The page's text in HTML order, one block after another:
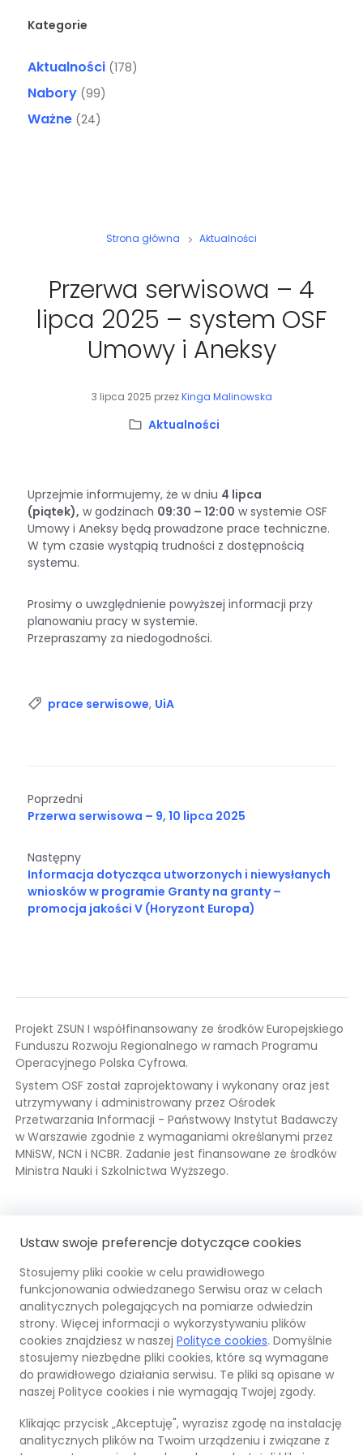
Kategorie
Aktualności (178)
Nabory (99)
Ważne (24)
Strona główna Aktualności
Przerwa serwisowa – 4
lipca 2025 – system OSF
Umowy i Aneksy
3 lipca 2025 przezKinga Malinowska
Kategoria:
Aktualności
Uprzejmie informujemy, że w dniu 4 lipca
(piątek), w godzinach 09:30 – 12:00 w systemie OSF
Umowy i Aneksy będą prowadzone prace techniczne.
W tym czasie wystąpią trudności z dostępnością
systemu.
Prosimy o uwzględnienie powyższej informacji przy
planowaniu pracy w systemie.
Przepraszamy za niedogodności.
Tagi:
prace serwisowe, UiA
Poprzedni
Przerwa serwisowa – 9, 10 lipca 2025
Następny
Informacja dotycząca utworzonych i niewysłanych
wniosków w programie Granty na granty –
promocja jakości V (Horyzont Europa)
Projekt ZSUN I współfinansowany ze środków Europejskiego
Funduszu Rozwoju Regionalnego w ramach Programu
Operacyjnego Polska Cyfrowa.
System OSF został zaprojektowany i wykonany oraz jest
utrzymywany i administrowany przez Ośrodek
Przetwarzania Informacji - Państwowy Instytut Badawczy
w Warszawie zgodnie z wymaganiami określanymi przez
MNiSW, NCN i NCBR. Zadanie jest finansowane ze środków
Ministra Nauki i Szkolnictwa Wyższego.
Fundusze
Europejskie
Odnośnik
otwiera
się
w
nowej
karcie
OPI
PIB
Odnośnik
otwiera
się
w
nowej
karcie
© 2026 Ośrodek Przetwarzania Informacji –
Państwowy Instytut Badawczy
Mapa strony
Ustaw swoje preferencje dotyczące cookies
Stosujemy pliki cookie w celu prawidłowego
funkcjonowania odwiedzanego Serwisu oraz w celach
analitycznych polegających na pomiarze odwiedzin
strony. Więcej informacji o wykorzystywaniu plików
cookies znajdziesz w naszej Polityce cookies. Domyślnie
stosujemy niezbędne pliki cookies, które są wymagane
do prawidłowego działania serwisu. Te pliki są opisane w
naszej Polityce cookies i nie wymagają Twojej zgody.
Klikając przycisk „Akceptuję", wyrazisz zgodę na instalację
analitycznych plików na Twoim urządzeniu i związane z